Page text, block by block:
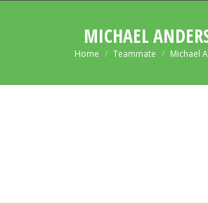
MICHAEL
You are here:
Home Teammate Michael